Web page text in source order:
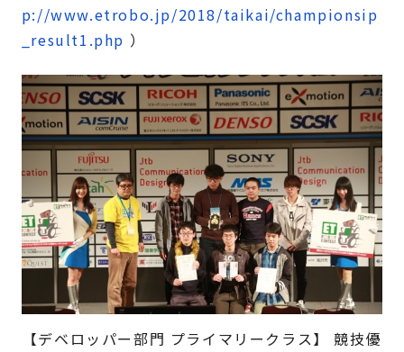
p://www.etrobo.jp/2018/taikai/championsip
_result1.php ）
【デベロッパー部門 プライマリークラス】 競技優